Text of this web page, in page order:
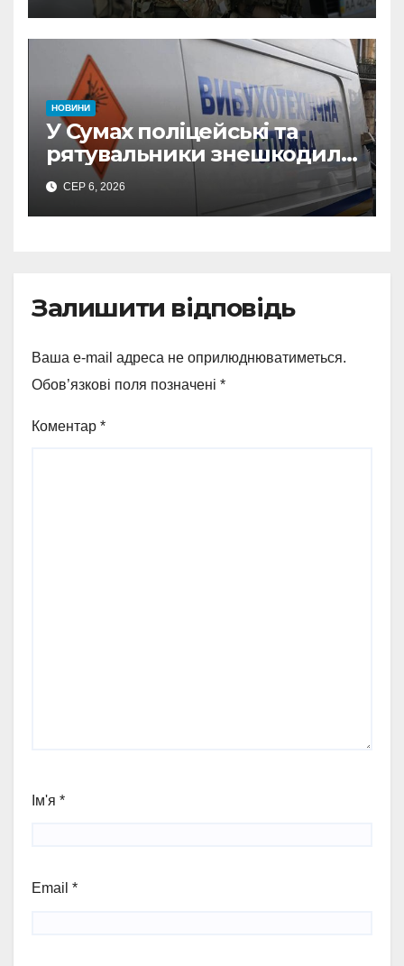
прокремлівського агітатора
з Охтирки
НОВИНИ
У Сумах поліцейські та
рятувальники знешкодили
500-кілограмову авіабомбу
росіян
СЕР 6, 2026
Залишити відповідь
Ваша e-mail адреса не оприлюднюватиметься.
Обов’язкові поля позначені *
Коментар *
Ім'я *
Email *